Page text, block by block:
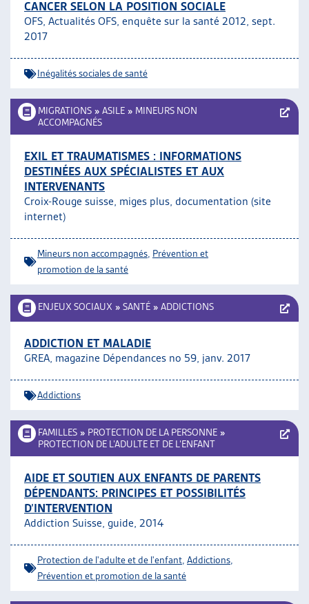
CANCER SELON LA POSITION SOCIALE
OFS, Actualités OFS, enquête sur la santé 2012, sept.
2017
Inégalités sociales de santé
MIGRATIONS » ASILE » MINEURS NON
ACCOMPAGNÉS
EXIL ET TRAUMATISMES : INFORMATIONS
DESTINÉES AUX SPÉCIALISTES ET AUX
INTERVENANTS
Croix-Rouge suisse, miges plus, documentation (site
internet)
Mineurs non accompagnés Prévention et
promotion de la santé
ENJEUX SOCIAUX » SANTÉ » ADDICTIONS
ADDICTION ET MALADIE
GREA, magazine Dépendances no 59, janv. 2017
Addictions
FAMILLES » PROTECTION DE LA PERSONNE »
PROTECTION DE L’ADULTE ET DE L’ENFANT
AIDE ET SOUTIEN AUX ENFANTS DE PARENTS
DÉPENDANTS: PRINCIPES ET POSSIBILITÉS
D’INTERVENTION
Addiction Suisse, guide, 2014
Protection de l'adulte et de l'enfant Addictions
Prévention et promotion de la santé